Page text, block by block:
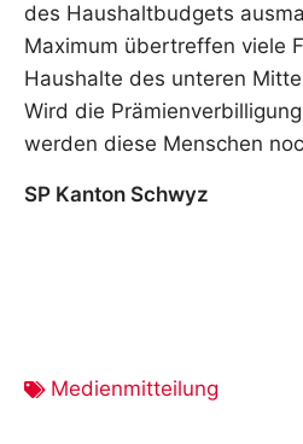
des Haushaltbudgets
Maximum übertreffen viele
Haushalte des unteren
Wird die
werden diese Menschen
SP Kanton Schwyz
Medienmitteilung